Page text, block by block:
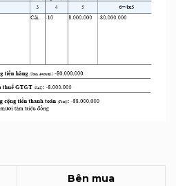
Bên mua